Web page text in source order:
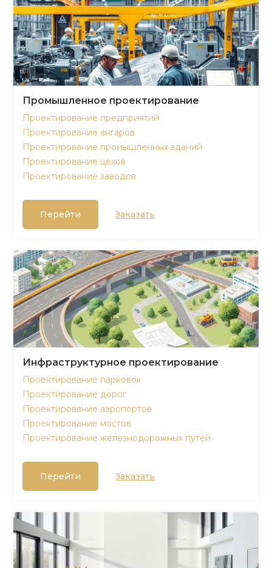
Промышленное проектирование
Проектирование предприятий
Проектирование ангаров
Проектирование промышленных зданий
Проектирование цехов
Проектирование заводов
Перейти Заказать
Инфраструктурное проектирование
Проектирование парковок
Проектирование дорог
Проектирование аэропортов
Проектирование мостов
Проектирование железнодорожных путей
Перейти Заказать